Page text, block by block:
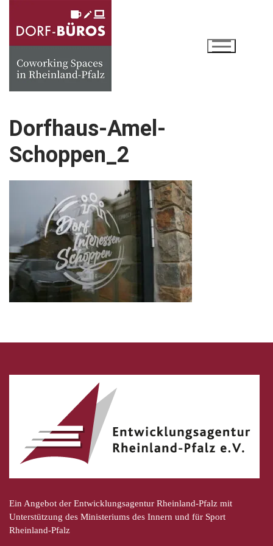
springen
Dorfhaus-Amel-
Schoppen_2
Ein Angebot der Entwicklungsagentur Rheinland-Pfalz mit
Unterstützung des Ministeriums des Innern und für Sport
Rheinland-Pfalz